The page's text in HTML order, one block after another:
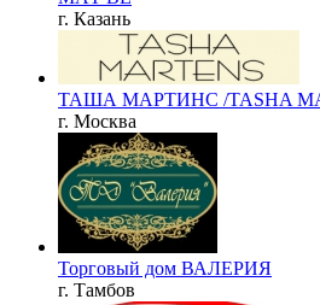
г. Казань
ТАША МАРТИНС /TASHA
г. Москва
Торговый дом ВАЛЕРИЯ
г. Тамбов